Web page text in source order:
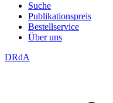
Suche
Publikationspreis
Bestellservice
Über uns
DRdA